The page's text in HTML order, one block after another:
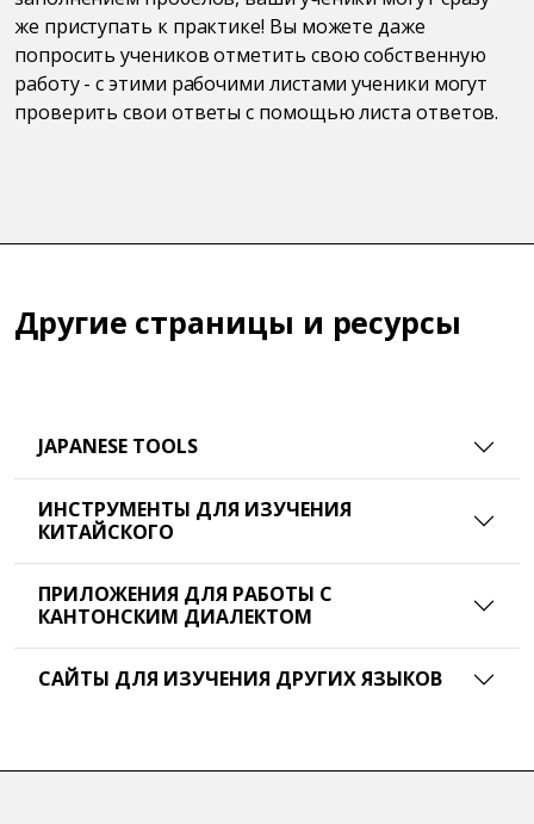
же приступать к практике! Вы можете даже
попросить учеников отметить свою собственную
работу - с этими рабочими листами ученики могут
проверить свои ответы с помощью листа ответов.
Другие страницы и ресурсы
JAPANESE TOOLS
ИНСТРУМЕНТЫ ДЛЯ ИЗУЧЕНИЯ
КИТАЙСКОГО
ПРИЛОЖЕНИЯ ДЛЯ РАБОТЫ С
КАНТОНСКИМ ДИАЛЕКТОМ
САЙТЫ ДЛЯ ИЗУЧЕНИЯ ДРУГИХ ЯЗЫКОВ